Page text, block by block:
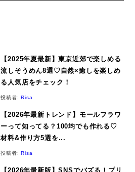
【2025年夏最新】東京近郊で楽しめる
流しそうめん8選♡自然×癒しを楽しめ
る人気店をチェック！
投稿者:Risa
【2026年最新トレンド】モールフラワ
ーって知ってる？100均でも作れる♡
材料&作り方5選を...
投稿者:Risa
【2026年最新版】SNSでバズる！プリ